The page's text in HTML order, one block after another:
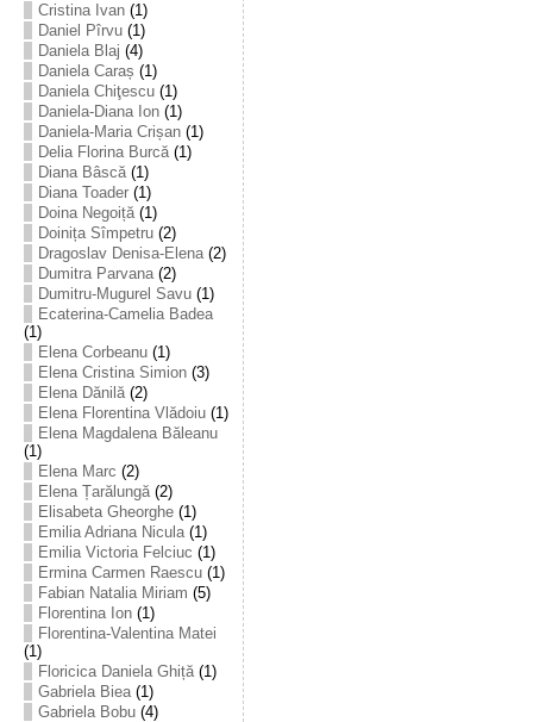
Cristina Ivan(1)
Daniel Pîrvu(1)
Daniela Blaj (4)
Daniela Caraș (1)
Daniela Chiţescu(1)
Daniela-Diana Ion(1)
Daniela-Maria Crișan(1)
Delia Florina Burcă(1)
Diana Bâscă(1)
Diana Toader(1)
Doina Negoiță(1)
Doinița Sîmpetru(2)
Dragoslav Denisa-Elena(2)
Dumitra Parvana(2)
Dumitru-Mugurel Savu(1)
Ecaterina-Camelia Badea
(1)
Elena Corbeanu(1)
Elena Cristina Simion(3)
Elena Dănilă(2)
Elena Florentina Vlădoiu(1)
Elena Magdalena Băleanu
(1)
Elena Marc (2)
Elena Țarălungă(2)
Elisabeta Gheorghe(1)
Emilia Adriana Nicula(1)
Emilia Victoria Felciuc (1)
Ermina Carmen Raescu(1)
Fabian Natalia Miriam (5)
Florentina Ion(1)
Florentina-Valentina Matei
(1)
Floricica Daniela Ghiță(1)
Gabriela Biea(1)
Gabriela Bobu(4)